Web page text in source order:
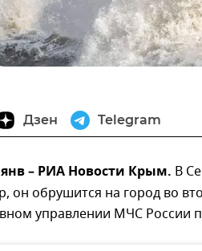
Дзен Telegram
– РИА Новости Крым. В
он обрушится на город во
управлении МЧС России